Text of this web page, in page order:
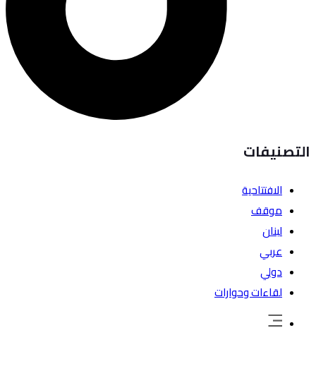
التصنيفات
الافتتاحية
موقف
لبنان
عربي
دولي
لقاءات وحوارات